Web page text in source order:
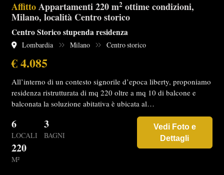
AffittoAppartamenti 220 m2 ottime condizioni,
Milano, località Centro storico
Centro Storico stupenda residenza
Lombardia Milano Centro storico
€ 4.085
All’interno di un contesto signorile d’epoca liberty, proponiamo
residenza ristrutturata di mq 220 oltre a mq 10 di balcone e
balconata la soluzione abitativa è ubicata al…
6
LOCALI
3
BAGNI
220
M²
Vedi Foto e
Dettagli